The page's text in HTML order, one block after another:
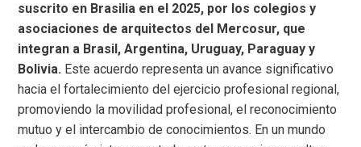
suscrito en Brasilia en el 2025, por los colegios y
asociaciones de arquitectos del Mercosur, que
integran a Brasil, Argentina, Uruguay, Paraguay y
Bolivia. Este acuerdo representa un avance significativo
hacia el fortalecimiento del ejercicio profesional regional,
promoviendo la movilidad profesional, el reconocimiento
mutuo y el intercambio de conocimientos. En un mundo